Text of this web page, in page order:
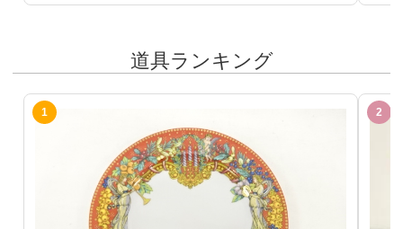
道具ランキング